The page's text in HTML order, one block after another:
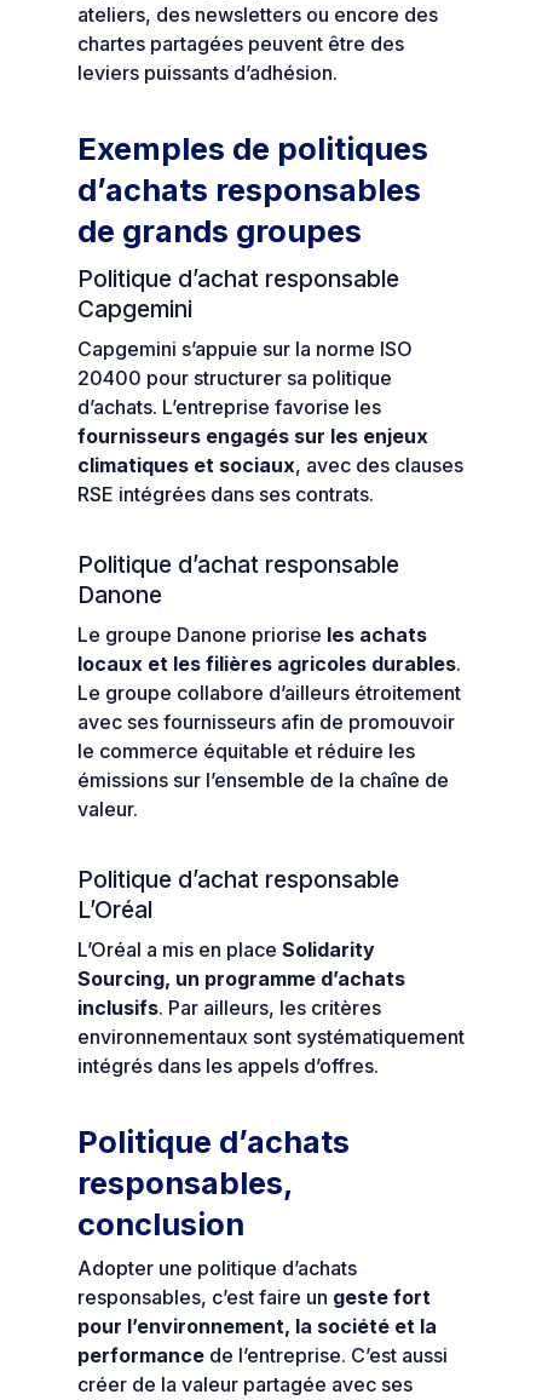
ateliers, des newsletters ou encore des
chartes partagées peuvent être des
leviers puissants d’adhésion.
Exemples de politiques
d’achats responsables
de grands groupes
Politique d’achat responsable
Capgemini
Capgemini s’appuie sur la norme ISO
20400 pour structurer sa politique
d’achats. L’entreprise favorise les
fournisseurs engagés sur les enjeux
climatiques et sociaux, avec des clauses
RSE intégrées dans ses contrats.
Politique d’achat responsable
Danone
Le groupe Danone priorise les achats
locaux et les filières agricoles durables.
Le groupe collabore d’ailleurs étroitement
avec ses fournisseurs afin de promouvoir
le commerce équitable et réduire les
émissions sur l’ensemble de la chaîne de
valeur.
Politique d’achat responsable
L’Oréal
L’Oréal a mis en place Solidarity
Sourcing, un programme d’achats
inclusifs. Par ailleurs, les critères
environnementaux sont systématiquement
intégrés dans les appels d’offres.
Politique d’achats
responsables,
conclusion
Adopter une politique d’achats
responsables, c’est faire un geste fort
pour l’environnement, la société et la
performance de l’entreprise. C’est aussi
créer de la valeur partagée avec ses